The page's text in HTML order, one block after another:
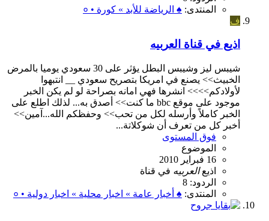
المنتدى: ♠ الرياضة للأبد » كورة • ०
ف
اذيع في قناة العربيه
شيبس ليز وشيبس البطل يؤثر على 30 سعودي يوميا بالمرض
الخبيث>> يصنع في امريكا بتصريح سعودي __ انتبهوا
لأولادكم>>>> انشرها فهي امانه بصراحة لو لم يكن الخبر
موجود على موقع bbc ما كنت>> أصدق به... لذلك اطلع على
الخبر كاملاً وأرسله لكل من تحب>> وحفظكم الله...آمين>>
أخبر كل من تعرف أن شوكلاتة...
فوق المستوى
الموضوع
16 فبراير 2010
اذيعالعربيه في قناة
الردود: 8
المنتدى: ♠ أخبار عامة » اخبار محلية » اخبار دولية • ०